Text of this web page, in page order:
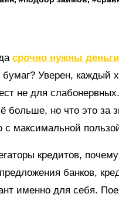
срочно нужны деньги
Уверен, каждый
не для
больше, но что это за
с максимальной
кредитов,
банков,
именно для себя.